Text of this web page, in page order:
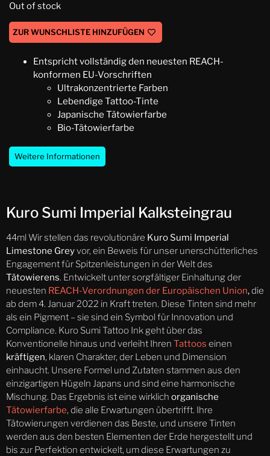
Out of stock
ZUR WUNSCHLISTE HINZUFÜGEN
Entspricht vollständig den neuesten REACH-
konformen EU-Vorschriften
Ultrakonzentrierte Farben
Lebendige Tattoo-Tinte
Japanische Tätowierfarbe
Bio-Tätowierfarbe
Weitere Informationen
Kuro Sumi Imperial Kalksteingrau
44ml Wir stellen das revolutionäre Kuro Sumi Imperial
Limestone Greyvor, ein Beweis für unser unerschütterliches
Engagement für Spitzenleistungen in der Welt des
Tätowierens. Entwickelt unter sorgfältiger Einhaltung der
neuesten REACH-Verordnungen der Europäischen Union,die
ab dem 4. Januar 2022 in Kraft treten. Diese Tinten sind mehr
als ein Pigment – sie sind ein Symbol für Innovation und
Compliance. Kuro Sumi Tattoo Ink geht über das
Konventionelle hinaus und verleiht Ihren Tattoos einen
kräftigen, klaren Charakter, der Leben und Dimension
einhaucht. Unsere Formel und Zutaten stammen aus den
einzigartigen Hügeln Japans und sind eine harmonische
Mischung. Das Ergebnis ist eine wirklich organische
Tätowierfarbe, die alle Erwartungen übertrifft. Ihre
Tätowierungen verdienen das Beste, und unsere Tinten
werden aus den besten Elementen der Erde hergestellt und
bis zur Perfektion entwickelt, um diese Erwartungen zu